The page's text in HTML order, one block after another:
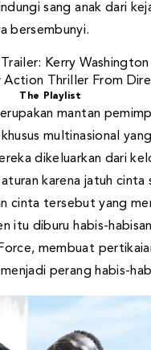
sang anak dari
bersembunyi.
The Playlist
mantan
multinasional
dikeluarkan dari
karena jatuh cinta
cinta tersebut yang
itu diburu habis-
membuat
perang habis-